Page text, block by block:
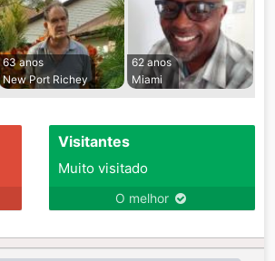
63 anos
New Port Richey
62 anos
Miami
Visitantes
Muito visitado
O melhor